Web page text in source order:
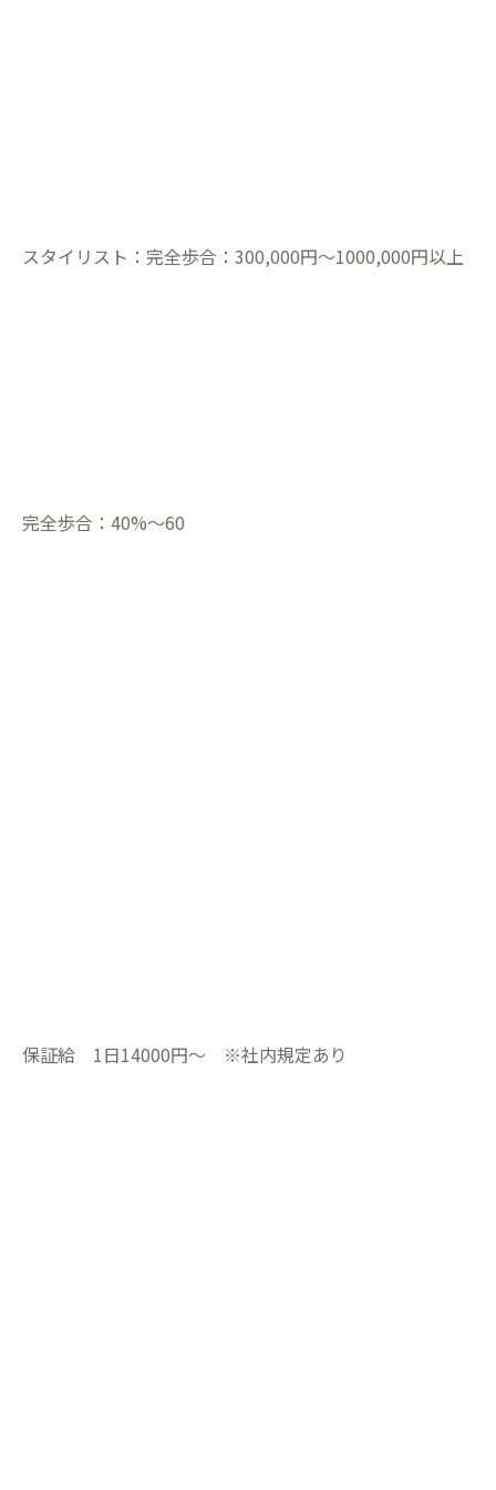
スタイリスト：完全歩合：300,000円〜1000,000円以上
完全歩合：40%〜60
保証給 1日14000円〜 ※社内規定あり